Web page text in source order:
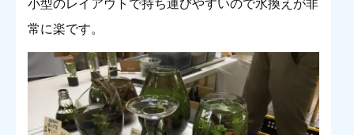
小型のレイアウトで持ち運びやすいので水換えが非
常に楽です。